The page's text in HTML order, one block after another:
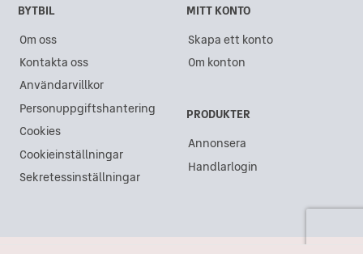
BYTBIL
Om oss
Kontakta oss
Användarvillkor
Personuppgiftshantering
Cookies
Cookieinställningar
Sekretessinställningar
MITT KONTO
Skapa ett konto
Om konton
PRODUKTER
Annonsera
Handlarlogin